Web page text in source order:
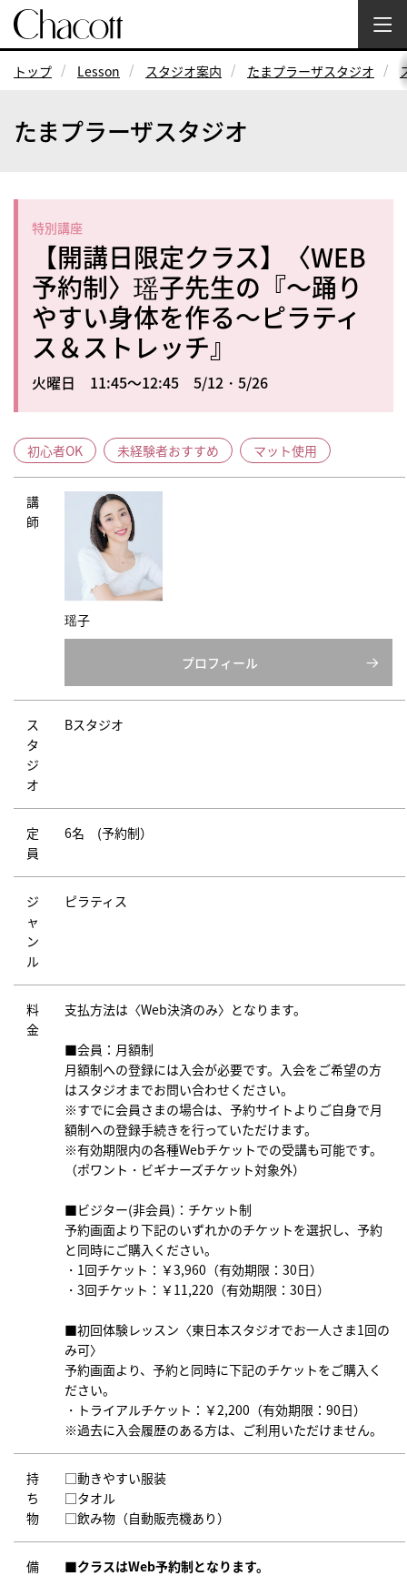
トップ Lesson スタジオ案内 たまプラーザスタジオ
たまプラーザスタジオ
特別講座
【開講日限定クラス】〈WEB
予約制〉瑶子先生の『～踊り
やすい身体を作る～ピラティ
ス＆ストレッチ』
火曜日 11:45～12:45 5/12・5/26
初心者OK 未経験者おすすめ マット使用
講
師
瑶子
プロフィール
ス
タ
ジ
オ
Bスタジオ
定
員
6名 (予約制）
ジ
ャ
ン
ル
ピラティス
料
金
支払方法は〈Web決済のみ〉となります。
■会員：月額制
月額制への登録には入会が必要です。入会をご希望の方
はスタジオまでお問い合わせください。
※すでに会員さまの場合は、予約サイトよりご自身で月
額制への登録手続きを行っていただけます。
※有効期限内の各種Webチケットでの受講も可能です。
（ポワント・ビギナーズチケット対象外）
■ビジター(非会員)：チケット制
予約画面より下記のいずれかのチケットを選択し、予約
と同時にご購入ください。
・1回チケット：￥3,960（有効期限：30日）
・3回チケット：￥11,220（有効期限：30日）
■初回体験レッスン〈東日本スタジオでお一人さま1回の
み可〉
予約画面より、予約と同時に下記のチケットをご購入く
ださい。
・トライアルチケット：￥2,200（有効期限：90日）
※過去に入会履歴のある方は、ご利用いただけません。
持
ち
物
□動きやすい服装
□タオル
□飲み物（自動販売機あり）
備
■クラスはWeb予約制となります。